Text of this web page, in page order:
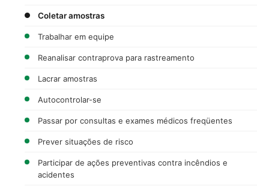
Coletar amostras
Trabalhar em equipe
Reanalisar contraprova para rastreamento
Lacrar amostras
Autocontrolar-se
Passar por consultas e exames médicos freqüentes
Prever situações de risco
Participar de ações preventivas contra incêndios e
acidentes